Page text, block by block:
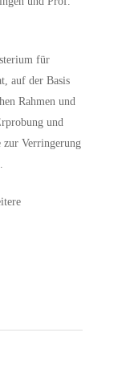
für
auf der Basis
Rahmen und
und
zur Verringerung